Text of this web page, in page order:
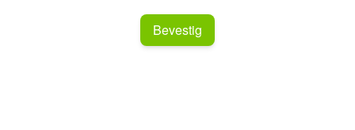
Bevestig